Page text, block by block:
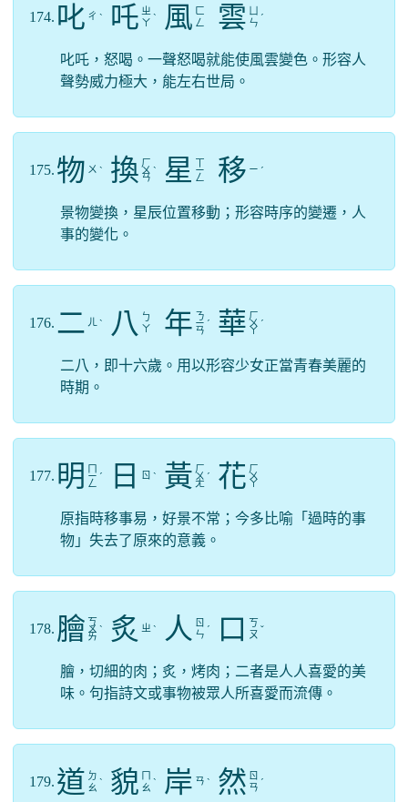
174. 叱 ㄔ ˋ 吒 ㄓ
ㄚ ˋ 風 ㄈ
ㄥ
雲 ㄣ ˊ
叱吒，怒喝。一聲怒喝就能使風雲變色。形容人
聲勢威力極大，能左右世局。
175. 物 ㄨ ˋ 換 ㄏ
ㄨ
ㄢ
ˋ 星 ㄧ
ㄥ 移 ㄧ ˊ
景物變換，星辰位置移動；形容時序的變遷，人
事的變化。
176. 二 ㄦ ˋ 八 ㄅ
ㄚ
年 ㄋ
ㄧ
ㄢ
ˊ 華 ㄏ
ㄨ
ㄚ
ˊ
二八，即十六歲。用以形容少女正當青春美麗的
時期。
177. 明 ㄧ
ㄥ
ˊ 日 ㄖ ˋ 黃 ㄏ
ㄨ
ㄤ
ˊ 花 ㄏ
ㄨ
ㄚ
原指時移事易，好景不常；今多比喻「過時的事
物」失去了原來的意義。
178. 膾 ㄎ
ㄨ
ㄞ
ˋ 炙 ㄓ ˋ 人 ㄖ
ㄣ ˊ 口
ㄎ
ㄡ ˇ
膾，切細的肉；炙，烤肉；二者是人人喜愛的美
味。句指詩文或事物被眾人所喜愛而流傳。
179. 道 ㄉ
ㄠ ˋ 貌 ㄠ ˋ 岸 ㄢ ˋ 然 ㄖ
ㄢ ˊ